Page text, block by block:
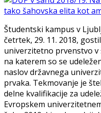
Študentski kampus v
četrtek, 29. 11. 2018,
univerzitetno prvenstvo v
na katerem so se
naslov državnega
prvaka. Tekmovanje je
delne kvalifikacije za
Evropskem